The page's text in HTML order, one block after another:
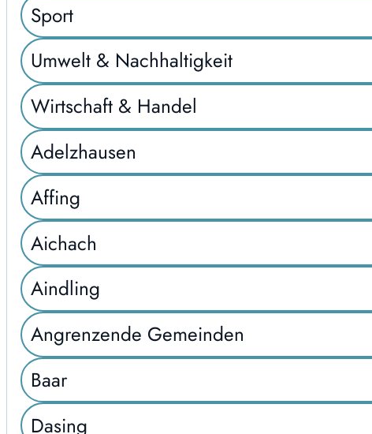
Sport
Umwelt & Nachhaltigkeit
Wirtschaft & Handel
Adelzhausen
Affing
Aichach
Aindling
Angrenzende Gemeinden
Baar
Dasing